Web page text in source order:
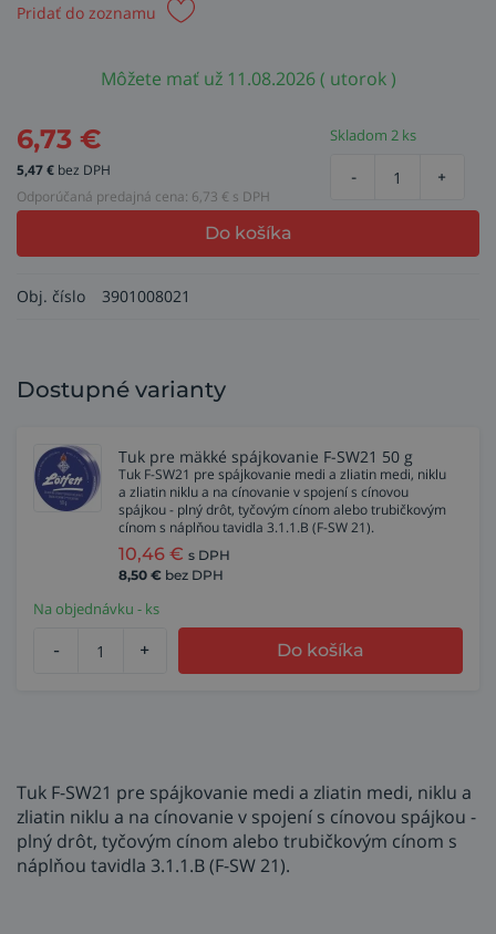
Pridať do zoznamu
Môžete mať už 11.08.2026 ( utorok )
6,73 €
5,47€ bez DPH
Odporúčaná predajná cena: 6,73 € s DPH
Skladom 2 ks
- +
Do košíka
Obj. číslo 3901008021
Dostupné varianty
Tuk pre mäkké spájkovanie F-SW21 50 g
Tuk F-SW21 pre spájkovanie medi a zliatin medi, niklu
a zliatin niklu a na cínovanie v spojení s cínovou
spájkou - plný drôt, tyčovým cínom alebo trubičkovým
cínom s náplňou tavidla 3.1.1.B (F-SW 21).
10,46 € s DPH
8,50 € bez DPH
Na objednávku - ks
- + Do košíka
Tuk F-SW21 pre spájkovanie medi a zliatin medi, niklu a
zliatin niklu a na cínovanie v spojení s cínovou spájkou -
plný drôt, tyčovým cínom alebo trubičkovým cínom s
náplňou tavidla 3.1.1.B (F-SW 21).